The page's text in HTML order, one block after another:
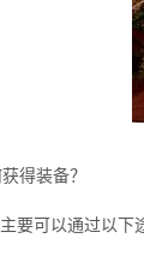
得装备？
要可以通过以下